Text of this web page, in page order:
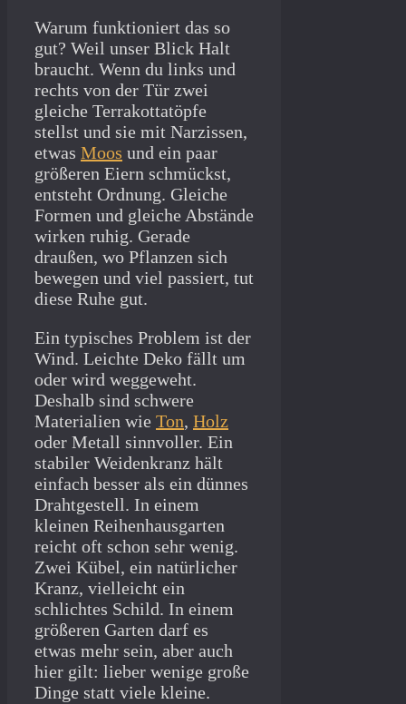
Warum funktioniert das so
gut? Weil unser Blick Halt
braucht. Wenn du links und
rechts von der Tür zwei
gleiche Terrakottatöpfe
stellst und sie mit Narzissen,
etwas Moos und ein paar
größeren Eiern schmückst,
entsteht Ordnung. Gleiche
Formen und gleiche Abstände
wirken ruhig. Gerade
draußen, wo Pflanzen sich
bewegen und viel passiert, tut
diese Ruhe gut.
Ein typisches Problem ist der
Wind. Leichte Deko fällt um
oder wird weggeweht.
Deshalb sind schwere
Materialien wie Ton, Holz
oder Metall sinnvoller. Ein
stabiler Weidenkranz hält
einfach besser als ein dünnes
Drahtgestell. In einem
kleinen Reihenhausgarten
reicht oft schon sehr wenig.
Zwei Kübel, ein natürlicher
Kranz, vielleicht ein
schlichtes Schild. In einem
größeren Garten darf es
etwas mehr sein, aber auch
hier gilt: lieber wenige große
Dinge statt viele kleine.